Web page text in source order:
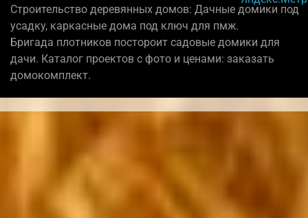
Строительство деревянных домов: Дачные домики под
усадку, каркасные дома под ключ для пмж.
Бригада плотников постороит садовые домики для
дачи. Каталог проектов с фото и ценами: заказать
домокомплект.